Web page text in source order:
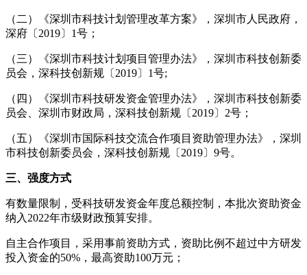
（ 二 ）《深圳市科技计划管理改革方案》，深圳市人民政府，
深府 〔2019〕 1号 ；
（三）
《深圳市科技计划项目管理办法》，深圳市科技创新委
员会，深科技创新规〔2019〕1号;
（ 四 ）《深圳市科技研发资金管理办法》，深圳市科技创新委
员会、深圳市财政局，深科技创新规〔2019〕2号；
（五） 《深圳市国际科技交流合作项目资助管理办法》
，深圳
市科技创新委员会， 深科技创新规〔2019〕9号。
三、强度方式
有数量限制，受科技研发资金年度总额控制， 本批次资助资金
纳入2022年市级财政预算安排。
自主合作项目， 采用事前资助方式， 资助比例不超过中方研发
投入资金的50%，最高资助100万元；